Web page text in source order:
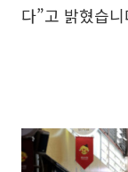
다”고 밝혔습